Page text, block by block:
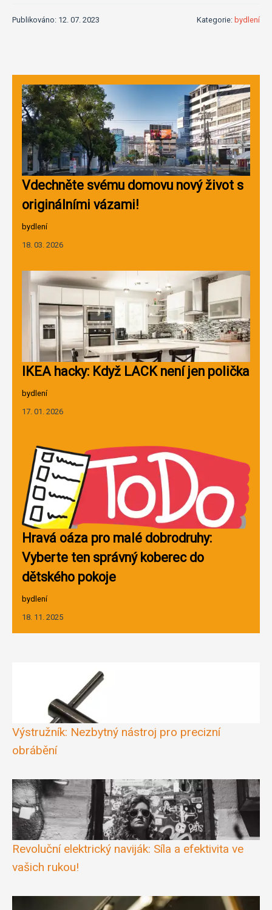
Publikováno: 12. 07. 2023 Kategorie: bydlení
Vdechněte svému domovu nový život s
originálními vázami!
bydlení
18. 03. 2026
IKEA hacky: Když LACK není jen polička
bydlení
17. 01. 2026
Hravá oáza pro malé dobrodruhy:
Vyberte ten správný koberec do
dětského pokoje
bydlení
18. 11. 2025
Výstružník: Nezbytný nástroj pro precizní
obrábění
Revoluční elektrický naviják: Síla a efektivita ve
vašich rukou!